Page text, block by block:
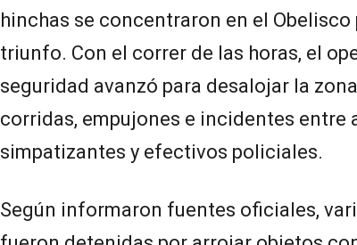
hinchas se concentraron en el Obelisco
triunfo. Con el correr de las horas, el
seguridad avanzó para desalojar la
corridas, empujones e incidentes entre
simpatizantes y efectivos policiales.
Según informaron fuentes oficiales,